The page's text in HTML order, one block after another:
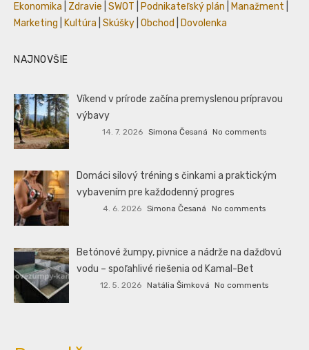
Ekonomika
Zdravie SWOT Podnikateľský plán Manažment
Marketing
Kultúra Skúšky Obchod Dovolenka
NAJNOVŠIE
Víkend v prírode začína premyslenou prípravou
výbavy
14. 7. 2026 Simona Česaná No comments
Domáci silový tréning s činkami a praktickým
vybavením pre každodenný progres
4. 6. 2026 Simona Česaná No comments
Betónové žumpy, pivnice a nádrže na dažďovú
vodu – spoľahlivé riešenia od Kamal-Bet
12. 5. 2026 Natália Šimková No comments